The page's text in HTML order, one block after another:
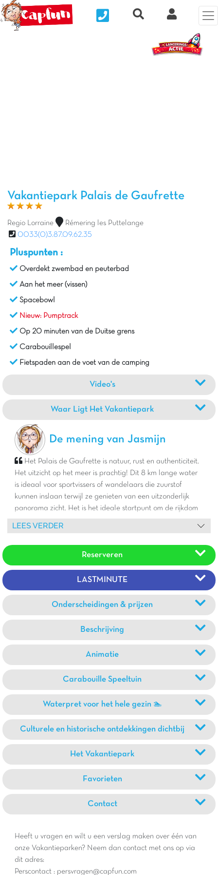
Nous contacterRecherche rapide
Mijn Clix
Vakantiepark Palais de Gaufrette
Regio Lorraine
Rémering les Puttelange
0033(0)3.87.09.62.35
Pluspunten :
Overdekt zwembad en peuterbad
Aan het meer (vissen)
Spacebowl
Nieuw: Pumptrack
Op 20 minuten van de Duitse grens
Carabouillespel
Fietspaden aan de voet van de camping
Video's
Waar Ligt Het Vakantiepark
De mening van Jasmijn
Het Palais de Gaufrette is natuur, rust en authenticiteit.
Het uitzicht op het meer is prachtig! Dit 8 km lange water
is ideaal voor sportvissers of wandelaars die zuurstof
kunnen inslaan terwijl ze genieten van een uitzonderlijk
panorama zicht. Het is het ideale startpunt om de rijkdom
van deze regio te ontdekken: de water maginotlinie, de
omliggende dorpen, de Elzas en zijn gastronomie en
tenslotte Duitsland op een steenworp afstand voor een
totale verandering van omgeving. De stacaravans met
uitzicht op het meer bieden elke dag een prachtige en
andere inrichting. Pluspunt: een gloednieuw waterpark met
zwembad en spannende glijbanen!
LEES VERDER
Reserveren
LASTMINUTE
Onderscheidingen & prijzen
Beschrijving
Animatie
Carabouille Speeltuin
Waterpret voor het hele gezin 🏊
Culturele en historische ontdekkingen dichtbij
Het Vakantiepark
Favorieten
Contact
Heeft u vragen en wilt u een verslag maken over één van
onze Vakantieparken? Neem dan contact met ons op via
dit adres:
Perscontact : persvragen@capfun.com